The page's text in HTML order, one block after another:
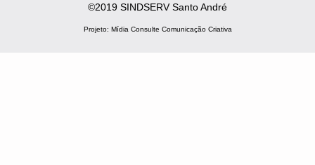
©2019 SINDSERV Santo André
Projeto: Mídia Consulte Comunicação Criativa